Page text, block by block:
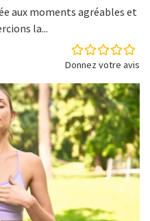
aux moments agréables et
la...
Donnez votre avis